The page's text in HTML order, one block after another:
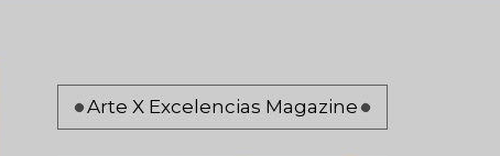
Arte X Excelencias Magazine
Pagination